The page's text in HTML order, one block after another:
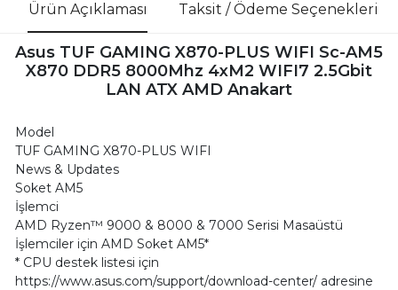
Ürün Açıklaması Taksit / Ödeme Seçenekleri
Asus TUF GAMING X870-PLUS WIFI Sc-AM5
X870 DDR5 8000Mhz 4xM2 WIFI7 2.5Gbit
LAN ATX AMD Anakart
Model
TUF GAMING X870-PLUS WIFI
News & Updates
Soket AM5
İşlemci
AMD Ryzen™ 9000 & 8000 & 7000 Serisi Masaüstü
İşlemciler için AMD Soket AM5*
* CPU destek listesi için
https://www.asus.com/support/download-center/ adresine